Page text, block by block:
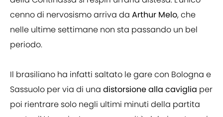
cenno di nervosismo arriva da Arthur Melo, che
nelle ultime settimane non sta passando un bel
periodo.
Il brasiliano ha infatti saltato le gare con Bologna e
Sassuolo per via di una distorsione alla caviglia per
poi rientrare solo negli ultimi minuti della partita